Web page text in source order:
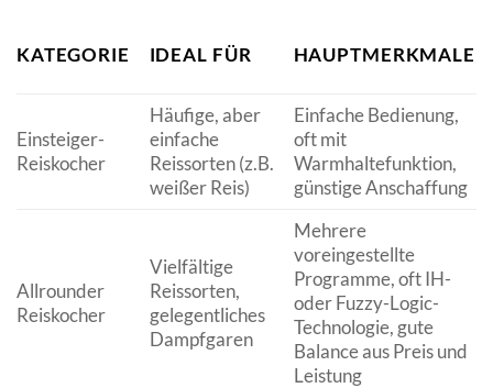
KATEGORIE IDEAL FÜR HAUPTMERKMALE
Einsteiger-
Reiskocher
Häufige, aber
einfache
Reissorten (z.B.
weißer Reis)
Einfache Bedienung,
oft mit
Warmhaltefunktion,
günstige Anschaffung
Allrounder
Reiskocher
Vielfältige
Reissorten,
gelegentliches
Dampfgaren
Mehrere
voreingestellte
Programme, oft IH-
oder Fuzzy-Logic-
Technologie, gute
Balance aus Preis und
Leistung